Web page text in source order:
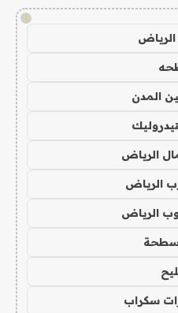
!
المدن
الرياض
الرياض
الرياض
سطحة
سكراب